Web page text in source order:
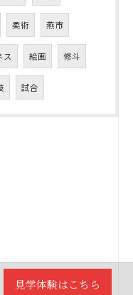
柔術 燕市
ス 絵画 修斗
試合
見学体験はこちら